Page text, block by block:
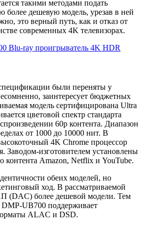
такими методами подать
более дешевую модель, урезав в ней
это верный путь, как и отказ от
современных 4K телевизорах.
были переняты у
заинтересует бюджетных
модель сертифицирована Ultra
цветовой спектр стандарта
60p контента. Диапазон
от 1000 до 10000 нит. В
4K Chrome процессор
Заводом-изготовителем установлены
контента Amazon, Netflix и YouTube.
обеих моделей, но
ход. В рассматриваемой
(DAC) более дешевой модели. Тем
UB700 поддерживает
ALAC и DSD.